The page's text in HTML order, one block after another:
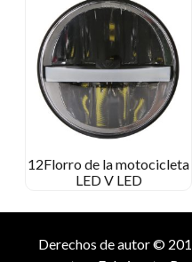
12Florro de la motocicleta
LED V LED
Derechos de autor ©